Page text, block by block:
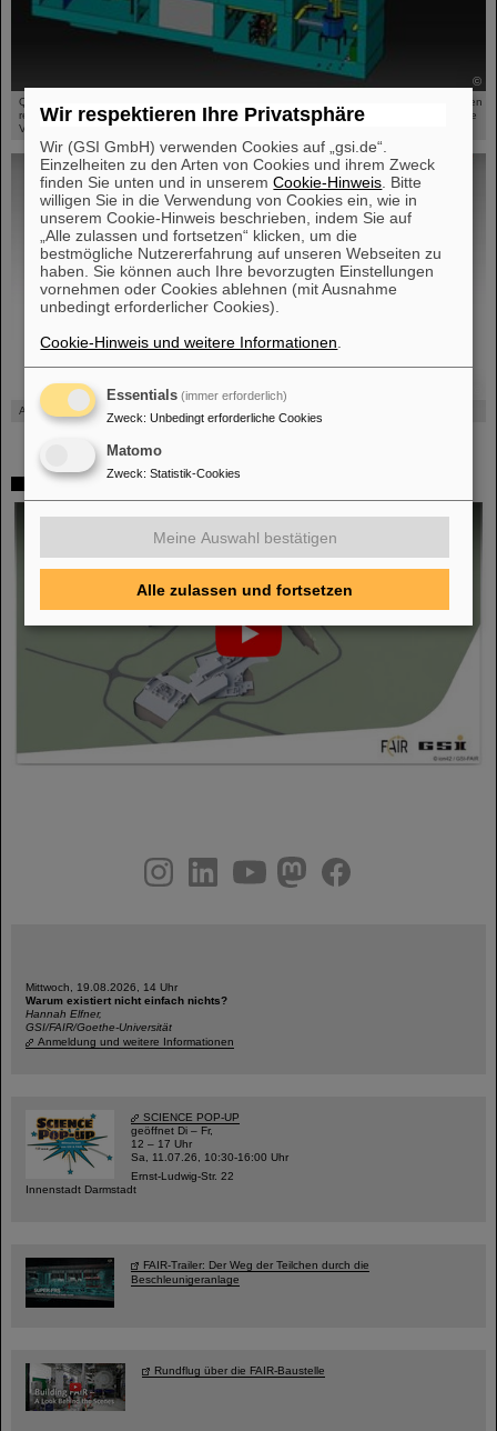
©
Querschnitt durch die 40 m breite Ringtunnelanlage des SIS100-Beschleunigers. Im linken
rechteckigen Tunnelbereich verläuft der Beschleuniger, im rechten Tunnelbereich sind die
Versorgungseinheiten untergebracht.
Ausschnitt des Transfergebäudes mit veschiedenen Strahlführungen.
Video zum Bauablauf (8 Min.)
youtubehelmholtz.socialfacebook
Mittwoch, 19.08.2026, 14 Uhr
Warum existiert nicht einfach nichts?
Hannah Elfner,
GSI/FAIR/Goethe-Universität
Anmeldung und weitere Informationen
SCIENCE POP-UP
geöffnet Di – Fr,
12 – 17 Uhr
Sa, 11.07.26, 10:30-16:00 Uhr
Ernst-Ludwig-Str. 22
Innenstadt Darmstadt
FAIR-Trailer: Der Weg der Teilchen durch die
Beschleunigeranlage
Rundflug über die FAIR-Baustelle
Wir respektieren Ihre Privatsphäre
Wir (GSI GmbH) verwenden Cookies auf „gsi.de“.
Einzelheiten zu den Arten von Cookies und ihrem Zweck
finden Sie unten und in unseremCookie-Hinweis . Bitte
willigen Sie in die Verwendung von Cookies ein, wie in
unserem Cookie-Hinweis beschrieben, indem Sie auf
„Alle zulassen und fortsetzen“ klicken, um die
bestmögliche Nutzererfahrung auf unseren Webseiten zu
haben. Sie können auch Ihre bevorzugten Einstellungen
vornehmen oder Cookies ablehnen (mit Ausnahme
unbedingt erforderlicher Cookies).
Cookie-Hinweis und weitere Informationen
Essentials (immer erforderlich)
Zweck: Unbedingt erforderliche Cookies
Matomo
Zweck: Statistik-Cookies
Meine Auswahl bestätigen
Alle zulassen und fortsetzen